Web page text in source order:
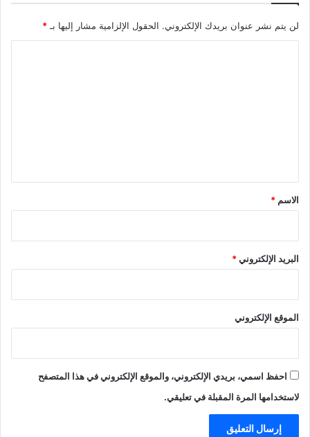
لن يتم نشر عنوان بريدك الإلكتروني. الحقول الإلزامية مشار إليها بـ *
*
الاسم *
البريد الإلكتروني*
الموقع الإلكتروني
احفظ اسمي، بريدي الإلكتروني، والموقع الإلكتروني في هذا المتصفح
لاستخدامها المرة المقبلة في تعليقي.